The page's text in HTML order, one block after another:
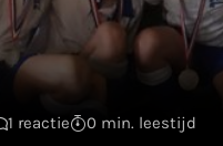
1 reactie 0 min. leestijd